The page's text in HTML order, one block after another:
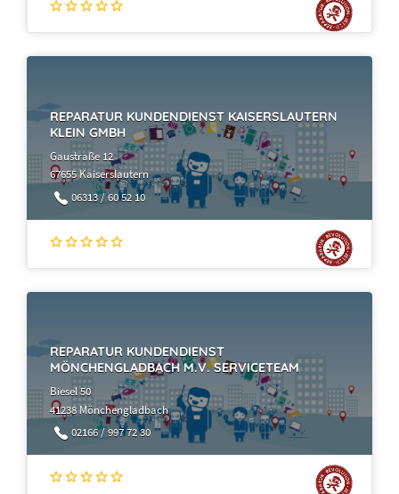
REPARATUR KUNDENDIENST KAISERSLAUTERN
KLEIN GMBH
Gaustraße 12
67655 Kaiserslautern
06313 / 60 52 10
REPARATUR KUNDENDIENST
MÖNCHENGLADBACH M.V. SERVICETEAM
Biesel 50
41238 Mönchengladbach
02166 / 997 72 30